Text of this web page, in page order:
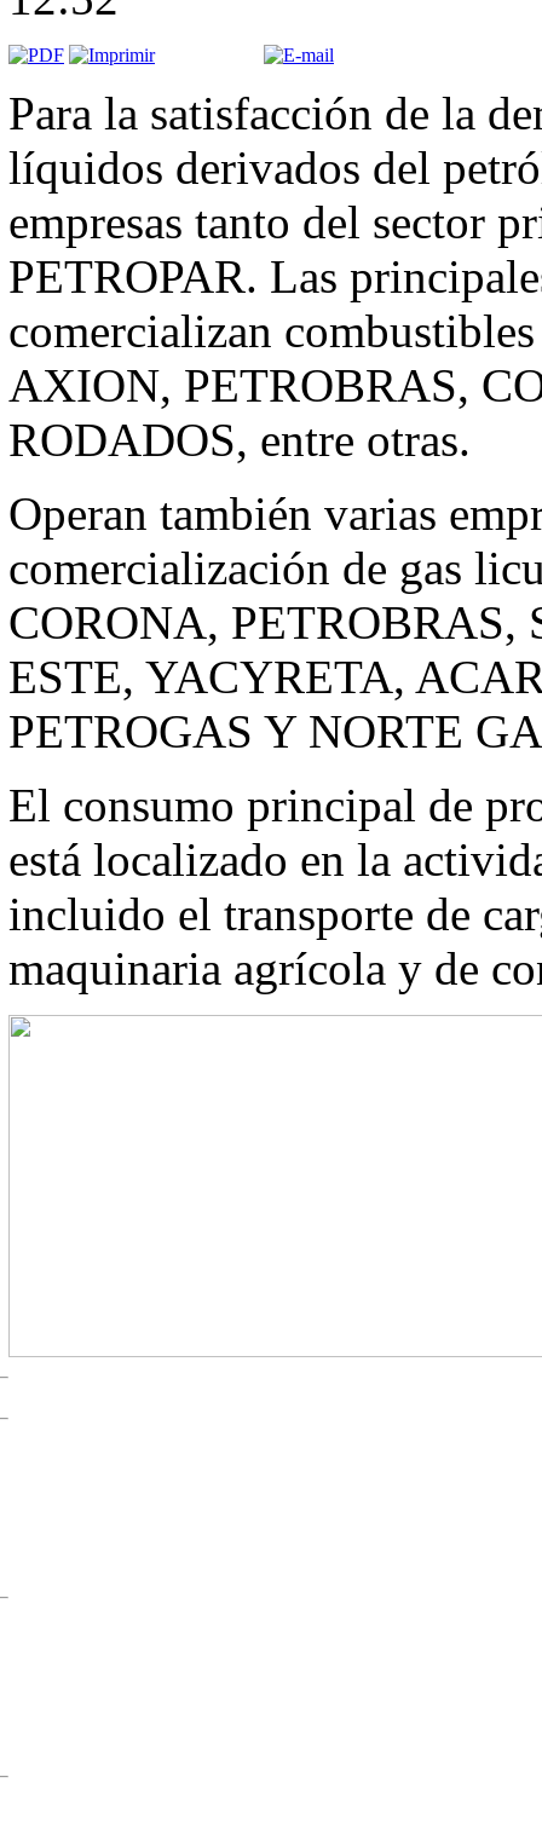
Para la satisfacción de la
líquidos derivados del
empresas tanto del sector
PETROPAR. Las
comercializan
AXION, PETROBRAS,
RODADOS, entre otras.
Operan también varias
comercialización de gas
CORONA,
ESTE, YACYRETA,
PETROGAS Y NORTE
El consumo principal de
está localizado en la
incluido el transporte de
maquinaria agrícola y de